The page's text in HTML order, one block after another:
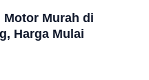
Motor Murah di
Harga Mulai